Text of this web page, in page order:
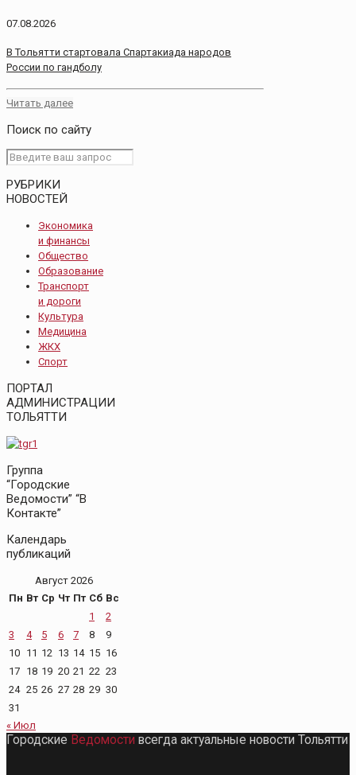
07.08.2026
В Тольятти стартовала Спартакиада народов
России по гандболу
Читать далее
Поиск по сайту
РУБРИКИ
НОВОСТЕЙ
Экономика
и финансы
Общество
Образование
Транспорт
и дороги
Культура
Медицина
ЖКХ
Спорт
ПОРТАЛ
АДМИНИСТРАЦИИ
ТОЛЬЯТТИ
Группа
“Городские
Ведомости” “В
Контакте”
Календарь
публикаций
Август 2026
Пн Вт Ср Чт Пт Сб Вс
1
2
3
4 5 6 7 8
9
10 11 12 13 14 15 16
17 18 19 20 21 22 23
24 25 26 27 28 29 30
31
« Июл
Городские Ведомости всегда актуальные новости Тольятти